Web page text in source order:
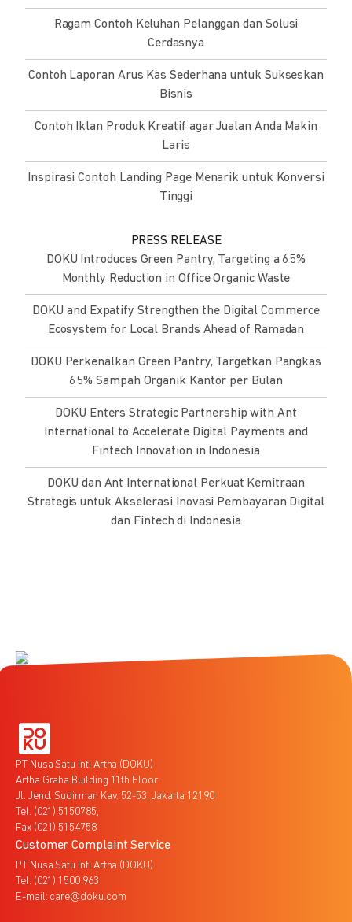
Ragam Contoh Keluhan Pelanggan dan Solusi
Cerdasnya
Contoh Laporan Arus Kas Sederhana untuk Sukseskan
Bisnis
Contoh Iklan Produk Kreatif agar Jualan Anda Makin
Laris
Inspirasi Contoh Landing Page Menarik untuk Konversi
Tinggi
PRESS RELEASE
DOKU Introduces Green Pantry, Targeting a 65%
Monthly Reduction in Office Organic Waste
DOKU and Expatify Strengthen the Digital Commerce
Ecosystem for Local Brands Ahead of Ramadan
DOKU Perkenalkan Green Pantry, Targetkan Pangkas
65% Sampah Organik Kantor per Bulan
DOKU Enters Strategic Partnership with Ant
International to Accelerate Digital Payments and
Fintech Innovation in Indonesia
DOKU dan Ant International Perkuat Kemitraan
Strategis untuk Akselerasi Inovasi Pembayaran Digital
dan Fintech di Indonesia
PT Nusa Satu Inti Artha (DOKU)
Artha Graha Building 11th Floor
Jl. Jend. Sudirman Kav. 52-53, Jakarta 12190
Tel. (021) 5150785,
Fax (021) 5154758
Customer Complaint Service
PT Nusa Satu Inti Artha (DOKU)
Tel: (021) 1500 963
E-mail: care@doku.com